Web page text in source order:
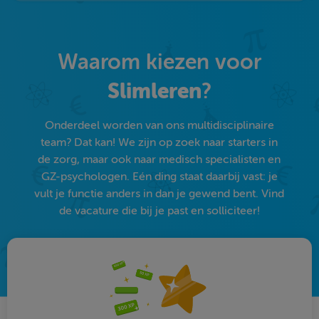
Waarom kiezen voor
Slimleren?
Onderdeel worden van ons multidisciplinaire
team? Dat kan! We zijn op zoek naar starters in
de zorg, maar ook naar medisch specialisten en
GZ-psychologen. Eén ding staat daarbij vast: je
vult je functie anders in dan je gewend bent. Vind
de vacature die bij je past en solliciteer!